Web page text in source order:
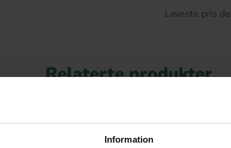
Information
Laveste pris
Relaterte produkter